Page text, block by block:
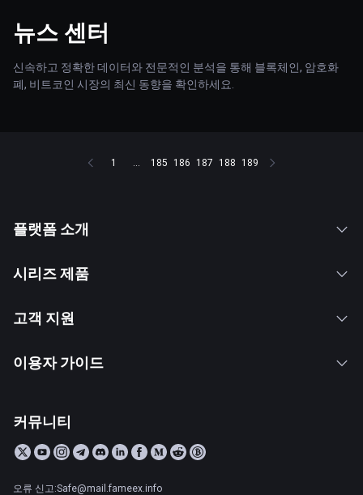
뉴스 센터
신속하고 정확한 데이터와 전문적인 분석을 통해 블록체인, 암호화
폐, 비트코인 시장의 최신 동향을 확인하세요.
1 ... 185 186 187 188 189
플랫폼 소개
시리즈 제품
고객 지원
이용자 가이드
커뮤니티
오류 신고:Safe@mail.fameex.info